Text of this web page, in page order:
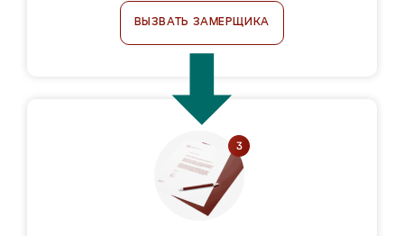
ВЫЗВАТЬ ЗАМЕРЩИКА